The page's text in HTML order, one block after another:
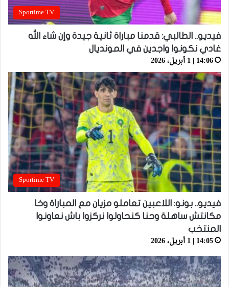
Sportime TV
فيديو.. الطالبي: قدمنا مباراة ثانية جيدة وإن شاء الله
غادي نكونوا واجدين في المونديال
14:06 | 1 أبريل، 2026
Sportime TV
فيديو.. بونو: اللاعبين تعاملو مزيان مع المباراة وخا
مكانتش ساهلة وحنا كنحاولوا نركزوا باش نعاونوا
المنتخب
14:05 | 1 أبريل، 2026